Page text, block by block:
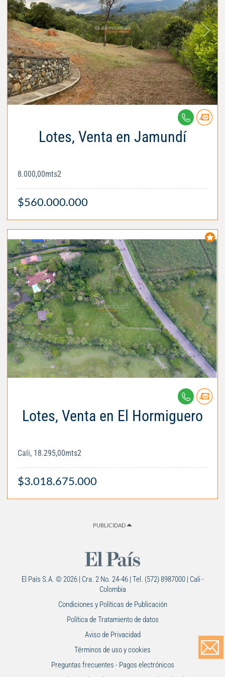
Lotes, Venta en Jamundí
8.000,00mts2
$560.000.000
Lotes, Venta en El Hormiguero
Cali, 18.295,00mts2
$3.018.675.000
PUBLICIDAD
El País S.A. © 2026 | Cra. 2 No. 24-46 | Tel. (572) 8987000 | Cali -
Colombia
Condiciones y Políticas de Publicación
Política de Tratamiento de datos
Aviso de Privacidad
Términos de uso y cookies
Preguntas frecuentes - Pagos electrónicos